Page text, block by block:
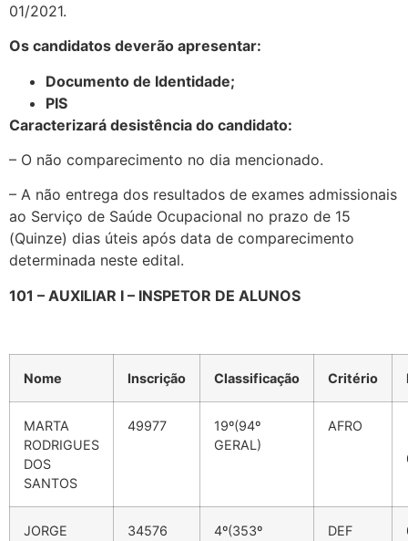
01/2021.
Os candidatos deverão apresentar:
Documento de Identidade;
PIS
Caracterizará desistência do candidato:
– O não comparecimento no dia mencionado.
– A não entrega dos resultados de exames admissionais
ao Serviço de Saúde Ocupacional no prazo de 15
(Quinze) dias úteis após data de comparecimento
determinada neste edital.
101 – AUXILIAR I – INSPETOR DE ALUNOS
Nome Inscrição Classificação Critério
MARTA
RODRIGUES
DOS
SANTOS
49977
19º(94º
GERAL)
AFRO
JORGE
34576
4º(353º
DEF